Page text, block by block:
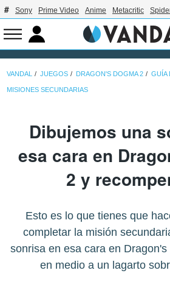
Sony Prime Video Anime Metacritic
VANDAL JUEGOS DRAGON'S DOGMA 2 GUÍA
MISIONES SECUNDARIAS
Dibujemos una
esa cara en
2 y
Esto es lo que tienes que
completar la misión
sonrisa en esa cara en
en medio a un lagarto